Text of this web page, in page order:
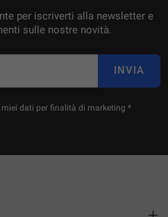
per iscriverti alla newsletter e
sulle nostre novità.
INVIA
dati per finalità di marketing *